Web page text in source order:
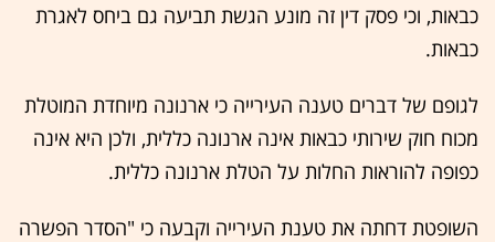
כבאות, וכי פסק דין זה מונע הגשת תביעה גם ביחס לאגרת
כבאות.
לגופם של דברים טענה העירייה כי ארנונה מיוחדת המוטלת
מכוח חוק שירותי כבאות אינה ארנונה כללית, ולכן היא אינה
כפופה להוראות החלות על הטלת ארנונה כללית.
‏השופטת דחתה את טענת העירייה וקבעה כי "הסדר הפשרה